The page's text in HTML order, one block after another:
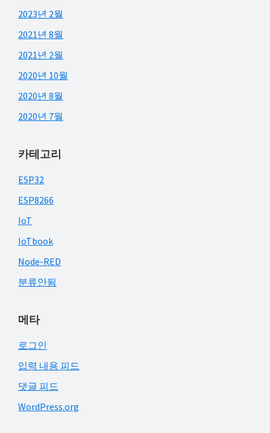
2023년 2월
2021년 8월
2021년 2월
2020년 10월
2020년 8월
2020년 7월
카테고리
ESP32
ESP8266
IoT
IoTbook
Node-RED
분류안됨
메타
로그인
입력 내용 피드
댓글 피드
WordPress.org